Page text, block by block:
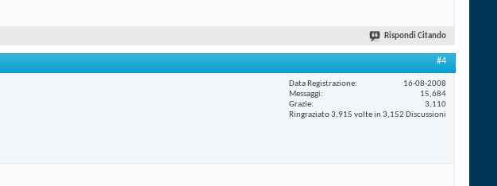
Rispondi Citando
#4
Data Registrazione
16-08-2008
Messaggi
15,684
Grazie
3,110
Ringraziato 3,915 volte in 3,152 Discussioni